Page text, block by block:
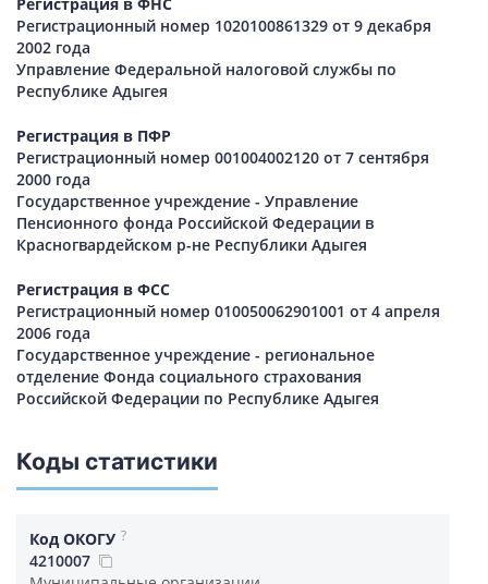
Регистрационный номер 1020100861329 от 9 декабря
2002 года
Управление Федеральной налоговой службы по
Республике Адыгея
Регистрация в ПФР
Регистрационный номер 001004002120 от 7 сентября
2000 года
Государственное учреждение - Управление
Пенсионного фонда Российской Федерации в
Красногвардейском р-не Республики Адыгея
Регистрация в ФСС
Регистрационный номер 010050062901001 от 4 апреля
2006 года
Государственное учреждение - региональное
отделение Фонда социального страхования
Российской Федерации по Республике Адыгея
Коды статистики
Код ОКОГУ ?
4210007